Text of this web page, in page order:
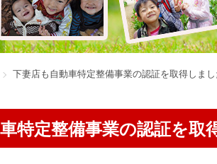
下妻店も自動車特定整備事業の認証を取得しまし
特定整備事業の認証を取